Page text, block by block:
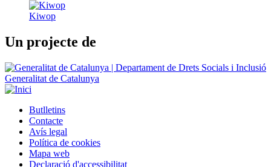
Kiwop
Un projecte de
Generalitat de Catalunya
Peu
Butlletins
Contacte
Avís legal
Política de cookies
Mapa web
Declaració d'accessibilitat